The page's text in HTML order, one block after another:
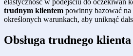
elastyczność w podejściu do oczekiwań
trudnym klientem powinny bazować
określonych warunkach, aby uniknąć
Obsługa trudnego